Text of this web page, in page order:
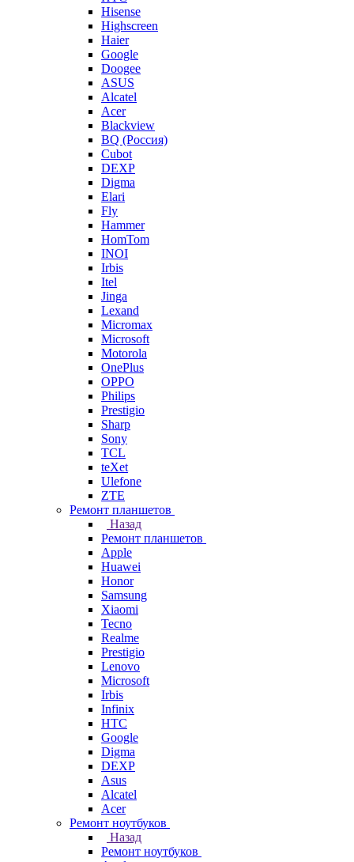
Hisense
Highscreen
Haier
Google
Doogee
ASUS
Alcatel
Acer
Blackview
BQ (Россия)
Cubot
DEXP
Digma
Elari
Fly
Hammer
HomTom
INOI
Irbis
Itel
Jinga
Lexand
Micromax
Microsoft
Motorola
OnePlus
OPPO
Philips
Prestigio
Sharp
Sony
TCL
teXet
Ulefone
ZTE
Ремонт планшетов
Назад
Ремонт планшетов
Apple
Huawei
Honor
Samsung
Xiaomi
Tecno
Realme
Prestigio
Lenovo
Microsoft
Irbis
Infinix
HTC
Google
Digma
DEXP
Asus
Alcatel
Acer
Ремонт ноутбуков
Назад
Ремонт ноутбуков